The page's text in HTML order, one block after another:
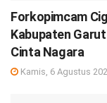
Forkopimcam
Kabupaten
Cinta Nagara
Kamis, 6 Agustus